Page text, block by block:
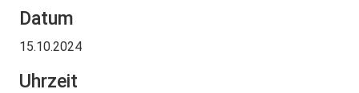
Datum
15.10.2024
Uhrzeit